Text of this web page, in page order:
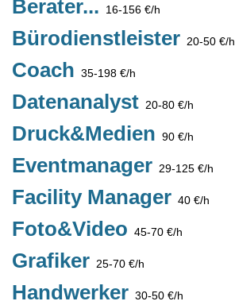
Berater... 16-156 €/h
Bürodienstleister 20-50 €/h
Coach 35-198 €/h
Datenanalyst 20-80 €/h
Druck&Medien 90 €/h
Eventmanager 29-125 €/h
Facility Manager 40 €/h
Foto&Video 45-70 €/h
Grafiker 25-70 €/h
Handwerker 30-50 €/h